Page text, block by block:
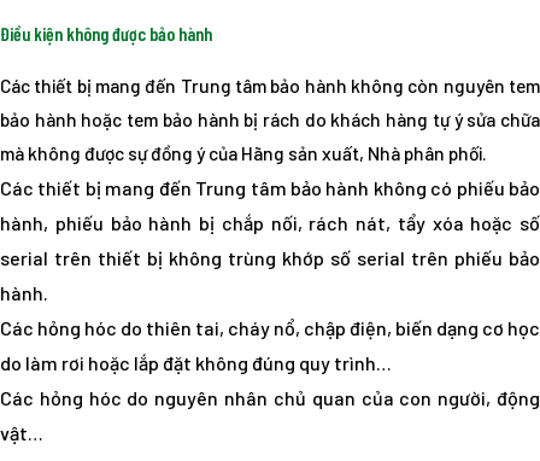
Điều kiện không được bảo hành
Các thiết bị mang đến Trung tâm bảo hành không còn nguyên tem
bảo hành hoặc tem bảo hành bị rách do khách hàng tự ý sửa chữa
mà không được sự đồng ý của Hãng sản xuất, Nhà phân phối.
Các thiết bị mang đến Trung tâm bảo hành không có phiếu bảo
hành, phiếu bảo hành bị chắp nối, rách nát, tẩy xóa hoặc số
serial trên thiết bị không trùng khớp số serial trên phiếu bảo
hành.
Các hỏng hóc do thiên tai, cháy nổ, chập điện, biến dạng cơ học
do làm rơi hoặc lắp đặt không đúng quy trình…
Các hỏng hóc do nguyên nhân chủ quan của con người, động
vật…